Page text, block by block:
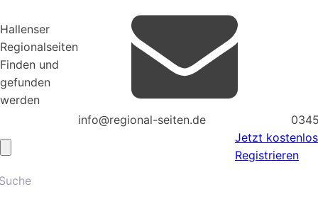
Hallenser
Regionalseiten
Finden und
gefunden
werden
info@regional-seiten.de
Jetzt kostenlos
Registrieren